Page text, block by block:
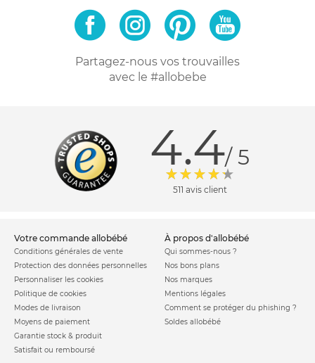
Partagez-nous vos trouvailles
avec le #allobebe
4.4/ 5
511 avis client
votre commande allobébé
Conditions générales de vente
Protection des données personnelles
Personnaliser les cookies
Politique de cookies
Modes de livraison
Moyens de paiement
Garantie stock & produit
Satisfait ou remboursé
à propos d'allobébé
Qui sommes-nous ?
Nos bons plans
Nos marques
Mentions légales
Comment se protéger du phishing ?
Soldes allobébé